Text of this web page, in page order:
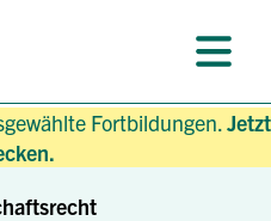
Fortbildungen.Jetzt